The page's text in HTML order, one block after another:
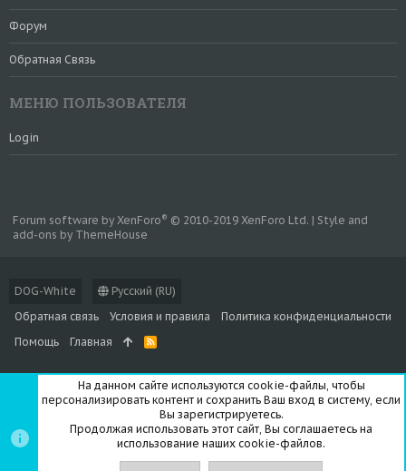
Форум
Обратная Связь
МЕНЮ ПОЛЬЗОВАТЕЛЯ
Login
DOG-White
Русский (RU)
Обратная связь
Условия и правила
Политика конфиденциальности
Помощь
Главная
R
S
Forum software by XenForo® © 2010-2019 XenForo Ltd. | Style and
add-ons by ThemeHouse
На данном сайте используются cookie-файлы, чтобы
персонализировать контент и сохранить Ваш вход в систему, если
Вы зарегистрируетесь.
Продолжая использовать этот сайт, Вы соглашаетесь на
использование наших cookie-файлов.